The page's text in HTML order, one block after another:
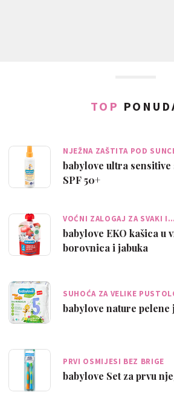
TOP
NJEŽNA ZAŠTITA POD
babylove ultra sensitive
SPF 50+
VOĆNI ZALOGAJ ZA SVAKI I…
babylove EKO kašica u
borovnica i jabuka
SUHOĆA ZA VELIKE
babylove nature pelene
PRVI OSMIJESI BEZ BRIGE
babylove Set za prvu